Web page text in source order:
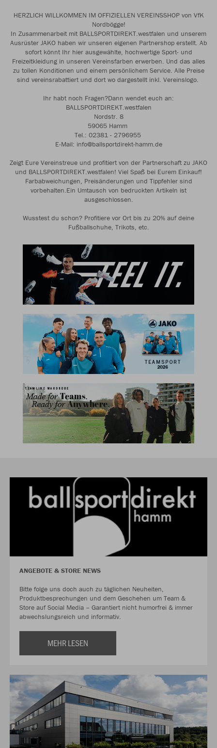
HERZLICH WILLKOMMEN IM OFFIZIELLEN VEREINSSHOP von VfK
Nordbögge!
In Zusammenarbeit mit BALLSPORTDIREKT.westfalen und unserem
Ausrüster JAKO haben wir unseren eigenen Partnershop erstellt. Ab
sofort könnt Ihr hier ausgewählte, hochwertige Sport- und
Freizeitkleidung in unseren Vereinsfarben erwerben. Und das alles
zu tollen Konditionen und einem persönlichem Service. Alle Preise
sind vereinsrabattiert und dort wo dargestellt inkl. Vereinslogo.
Ihr habt noch Fragen?Dann wendet euch an:
BALLSPORTDIREKT.westfalen
Nordstr. 8
59065 Hamm
Tel.: 02381 - 2796955
E-Mail: info@ballsportdirekt-hamm.de
Zeigt Eure Vereinstreue und profitiert von der Partnerschaft zu JAKO
und BALLSPORTDIREKT.westfalen! Viel Spaß bei Eurem Einkauf!
Farbabweichungen, Preisänderungen und Tippfehler sind
vorbehalten.Ein Umtausch von bedruckten Artikeln ist
ausgeschlossen.
Wusstest du schon? Profitiere vor Ort bis zu 20% auf deine
Fußballschuhe, Trikots, etc.
ANGEBOTE & STORE NEWS
Bitte folge uns doch auch zu täglichen Neuheiten,
Produktbesprechungen und dem Geschehen um Team &
Store auf Social Media – Garantiert nicht humorfrei & immer
abwechslungsreich und informativ.
MEHR LESEN